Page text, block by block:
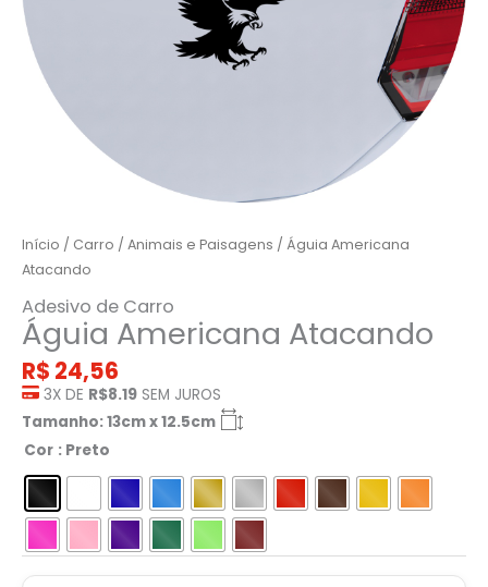
Início / Carro / Animais e Paisagens / Águia Americana
Atacando
Adesivo de Carro
Águia Americana Atacando
R$ 24,56
3X DE R$8.19 SEM JUROS
Tamanho: 13cm x 12.5cm
Cor : Preto